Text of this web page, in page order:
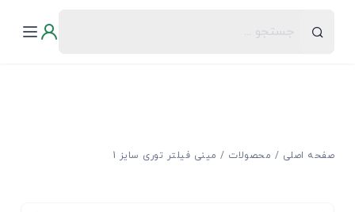
صفحه اصلی محصولات ﻣﯿﻨﻰ ﻓﯿﻠﺘﺮ ﺗﻮری سایز 1